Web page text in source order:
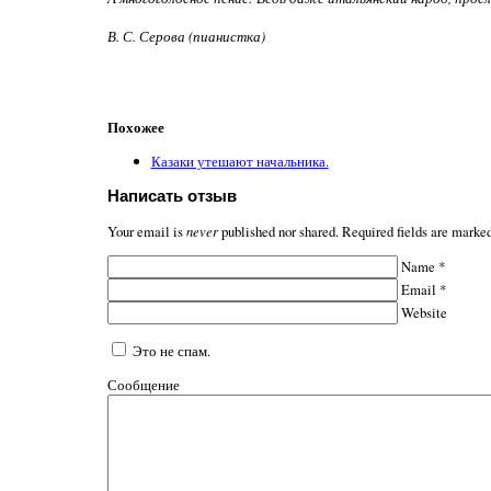
В. С. Серова (пианистка)
Похожее
Казаки утешают начальника.
Написать отзыв
Your email isneverpublished nor shared. Required fields are
Name *
Email *
Website
Это не спам.
Сообщение